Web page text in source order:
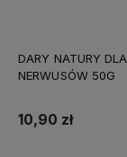
DARY NATURY DLA
NERWUSÓW 50G
10,90 zł